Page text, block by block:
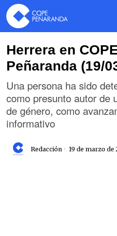
Herrera en
Peñaranda (19/
Una persona ha sido
como presunto autor de
de género, como
informativo
Redacción 19 de marzo de